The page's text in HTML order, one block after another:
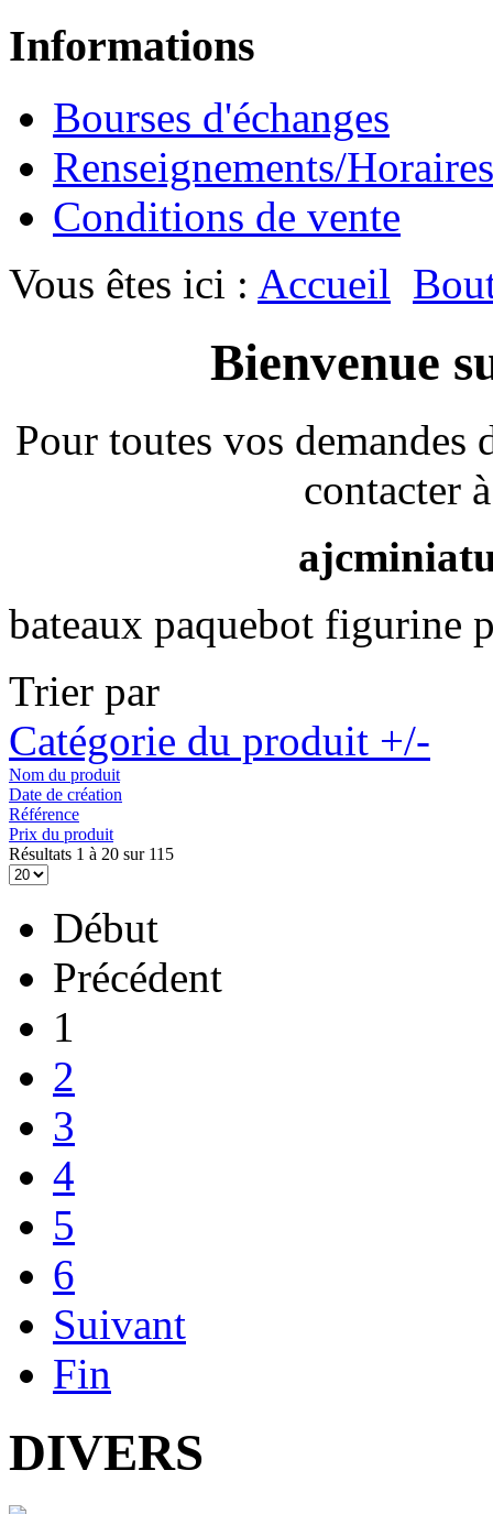
Informations
Bourses d'échanges
Renseignements/Horaires
Conditions de vente
Vous êtes ici : Accueil
Bienvenue
Pour toutes vos
contacter
bateaux paquebot figurine
Trier par
Catégorie du produit +/-
Nom du produit
Date de création
Référence
Prix du produit
Résultats 1 à 20 sur 115
Début
Précédent
1
2
3
4
5
6
Suivant
Fin
DIVERS